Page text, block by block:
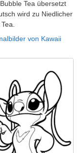
Tea übersetzt
wird zu Niedlicher
von Kawaii